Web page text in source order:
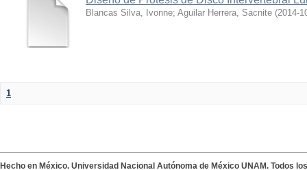
Blancas Silva, Ivonne; Aguilar Herrera, Sacnite (2014-
1
Hecho en México. Universidad Nacional Autónoma de México UNAM. Todos